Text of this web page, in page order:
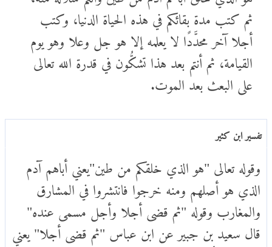
ثم كتب مدة بقائكم في هذه الحياة الدنيا، وكتب
أجلا آخر محدَّدًا لا يعلمه إلا هو جل وعلا وهو يوم
القيامة، ثم أنتم بعد هذا تشكُّون في قدرة الله تعالى
على البعث بعد الموت.
تفسير ابن كثير
وقوله تعالى "هو الذي خلقكم من طين"يعني أباهم آدم
الذي هو أصلهم ومنه خرجوا فانتشروا في المشارق
والمغارب وقوله "ثم قضى أجلا وأجل مسمى عنده"
قال سعيد بن جبير عن ابن عباس "ثم قضى أجلا" يعني